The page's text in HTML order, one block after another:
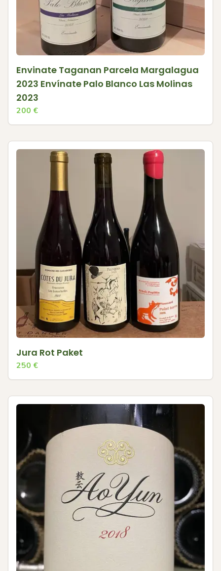
Envinate Taganan Parcela Margalagua
2023 Envínate Palo Blanco Las Molinas
2023
200 €
Jura Rot Paket
250 €